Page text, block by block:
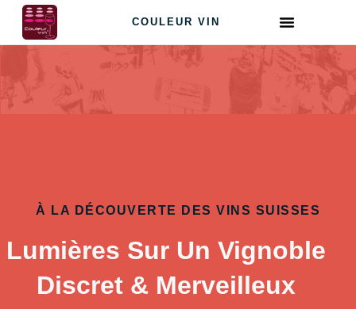
COULEUR VIN
À LA DÉCOUVERTE DES VINS SUISSES
Lumières Sur Un Vignoble
Discret & Merveilleux